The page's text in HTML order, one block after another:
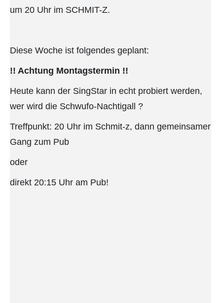
um 20 Uhr im SCHMIT-Z.
Diese Woche ist folgendes geplant:
!! Achtung Montagstermin !!
Heute kann der SingStar in echt probiert werden,
wer wird die Schwufo-Nachtigall ?
Treffpunkt: 20 Uhr im Schmit-z, dann gemeinsamer
Gang zum Pub
oder
direkt 20:15 Uhr am Pub!